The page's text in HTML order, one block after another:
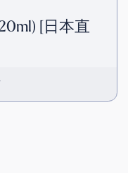
[日本直